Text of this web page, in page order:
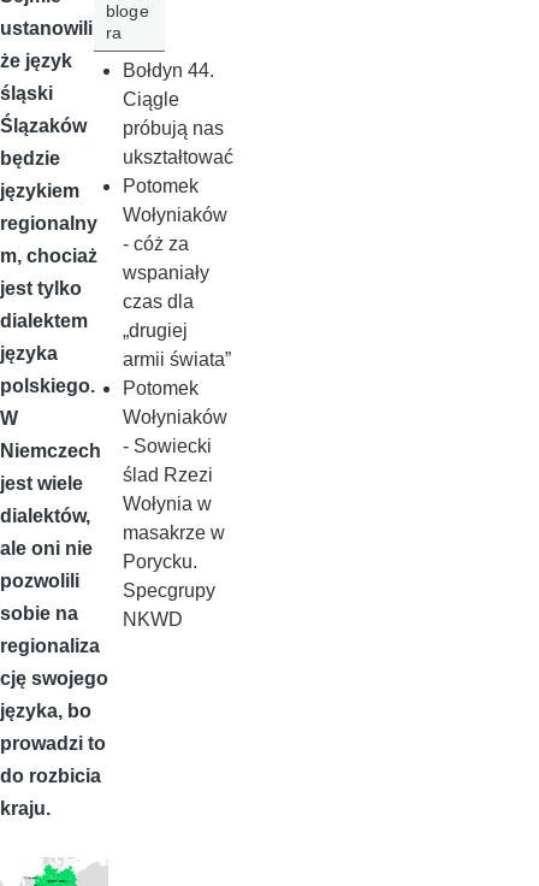
ustanowili,
że język
śląski
Ślązaków
będzie
językiem
regionalny
m, chociaż
jest tylko
dialektem
języka
polskiego.
W
Niemczech
jest wiele
dialektów,
ale oni nie
pozwolili
sobie na
regionaliza
cję swojego
języka, bo
prowadzi to
do rozbicia
kraju.
bloge
ra
Bołdyn 44.
Ciągle
próbują nas
ukształtować
Potomek
Wołyniaków
- cóż za
wspaniały
czas dla
„drugiej
armii świata”
Potomek
Wołyniaków
- Sowiecki
ślad Rzezi
Wołynia w
masakrze w
Porycku.
Specgrupy
NKWD